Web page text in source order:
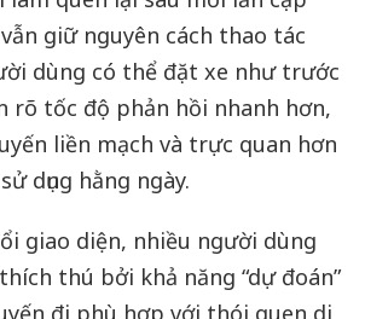
giữ nguyên cách thao tác
dùng có thể đặt xe như trước
rõ tốc độ phản hồi nhanh hơn,
liền mạch và trực quan hơn
dụng hằng ngày.
giao diện, nhiều người dùng
thú bởi khả năng “dự đoán”
đi phù hợp với thói quen di